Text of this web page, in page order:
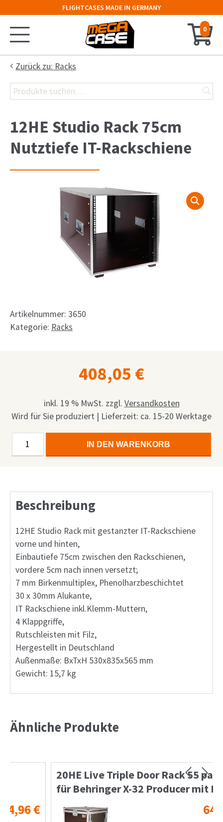
FLIGHTCASES MADE IN GERMANY
0
Startseite
Konfigurator
Truhe
Keyboard-Case
Deutsch
Français
Zurück zu: Racks
Suchen
nach:
12HE Studio Rack 75cm
Nutztiefe IT-Rackschiene
Artikelnummer: 3650
Kategorie: Racks
408,05 €
inkl. 19 % MwSt. zzgl. Versandkosten
Wird für Sie produziert | Lieferzeit: ca. 15-20 Werktage
12HE
Nutztiefe
IT-
Menge
IN DEN WARENKORB
Alternative:
Beschreibung
12HE Studio Rack mit gestanzter IT-Rackschiene
vorne und hinten,
Einbautiefe 75cm zwischen den Rackschienen,
vordere 5cm nach innen versetzt;
7 mm Birkenmultiplex, Phenolharzbeschichtet
30 x 30mm Alukante,
IT Rackschiene inkl.Klemm-Muttern,
4 Klappgriffe,
Rutschleisten mit Filz,
Hergestellt in Deutschland
Außenmaße: BxTxH 530x835x565 mm
Gewicht: 15,7 kg
Ähnliche Produkte
20HE Live Triple Door Rack 55 passend
für Behringer X-32 Producer mit Rollen
€